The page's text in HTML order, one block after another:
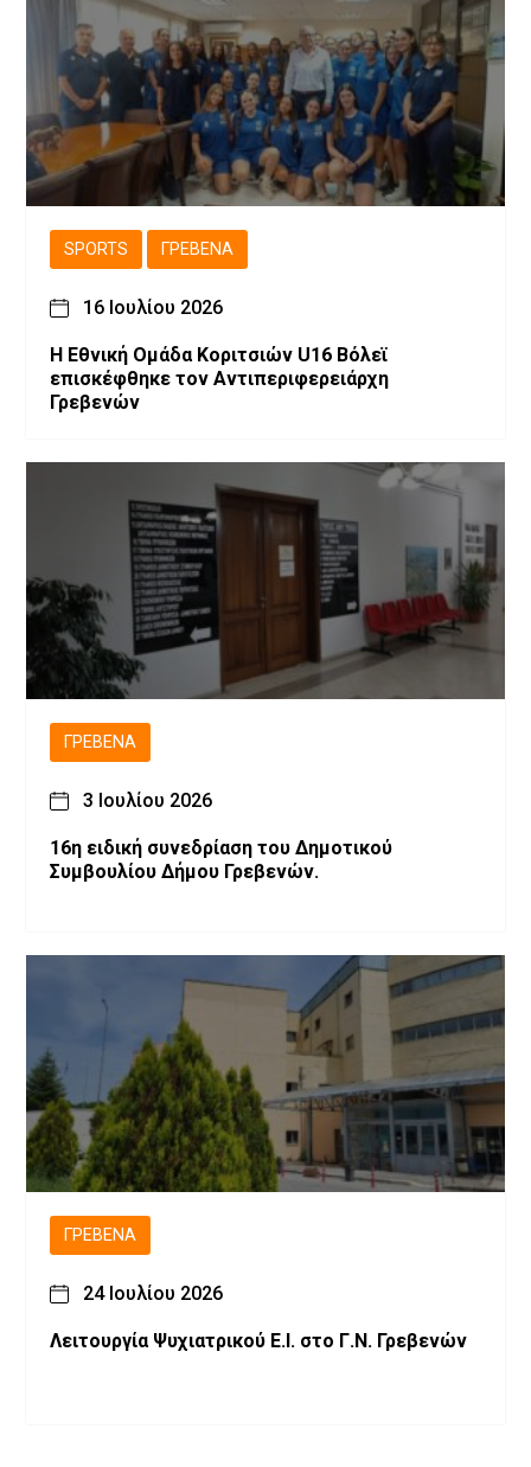
SPORTS ΓΡΕΒΕΝΆ
16 Ιουλίου 2026
Η Εθνική Ομάδα Κοριτσιών U16 Βόλεϊ
επισκέφθηκε τον Αντιπεριφερειάρχη
Γρεβενών
ΓΡΕΒΕΝΆ
3 Ιουλίου 2026
16η ειδική συνεδρίαση του Δημοτικού
Συμβουλίου Δήμου Γρεβενών.
ΓΡΕΒΕΝΆ
24 Ιουλίου 2026
Λειτουργία Ψυχιατρικού Ε.Ι. στο Γ.Ν. Γρεβενών